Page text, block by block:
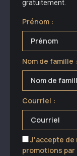
gratuitement.
Prénom :
Nom de famille :
Courriel :
J'accepte de
promotions